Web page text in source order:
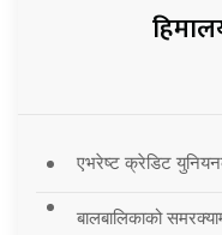
एभरेष्ट क्रेडिट
बालबालिकाको